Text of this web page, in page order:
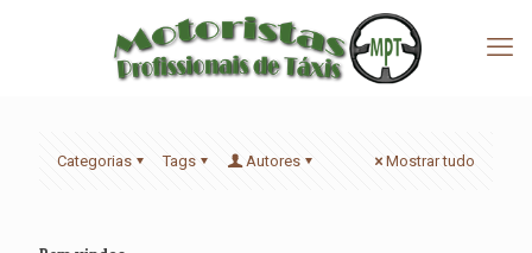
Categorias Tags Autores Mostrar tudo